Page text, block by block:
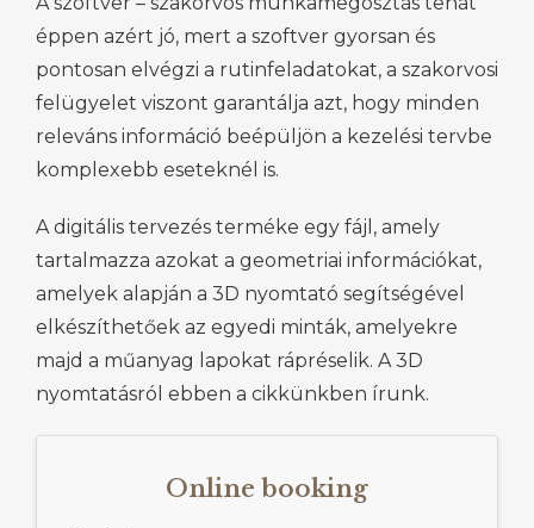
éppen azért jó, mert a szoftver gyorsan és
pontosan elvégzi a rutinfeladatokat, a szakorvosi
felügyelet viszont garantálja azt, hogy minden
releváns információ beépüljön a kezelési tervbe
komplexebb eseteknél is.
A digitális tervezés terméke egy fájl, amely
tartalmazza azokat a geometriai információkat,
amelyek alapján a 3D nyomtató segítségével
elkészíthetőek az egyedi minták, amelyekre
majd a műanyag lapokat rápréselik. A 3D
nyomtatásról ebben a cikkünkben írunk.
Online booking